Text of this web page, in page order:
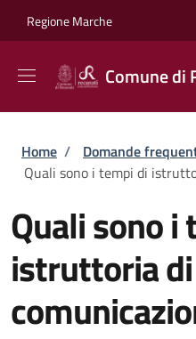
Regione Marche
Comune di
Briciole di
Home / Domande
Quali sono i tempi di
Quali sono i
istruttoria